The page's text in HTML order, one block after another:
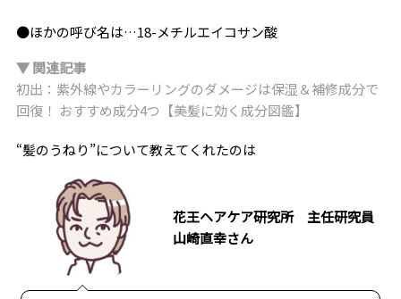
●ほかの呼び名は…18-メチルエイコサン酸
▼ 関連記事
初出：紫外線やカラーリングのダメージは保湿＆補修成分で
回復！ おすすめ成分4つ【美髪に効く成分図鑑】
“髪のうねり”について教えてくれたのは
花王ヘアケア研究所 主任研究員
山崎直幸さん